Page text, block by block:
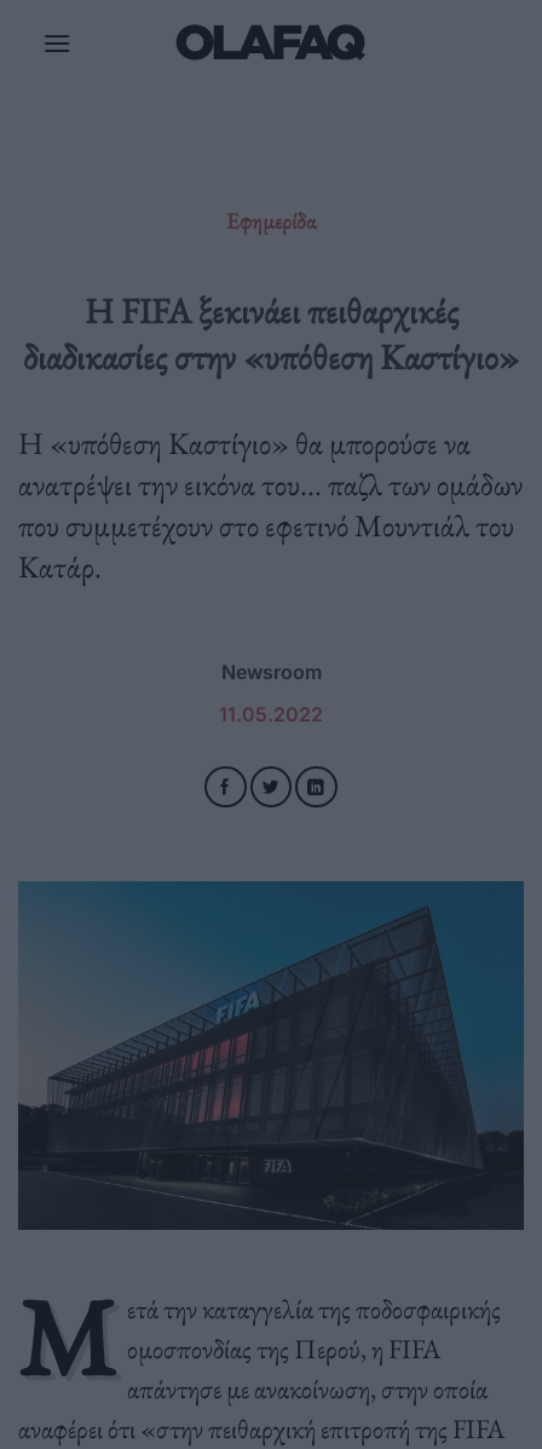
Εφημερίδα
Η FIFA ξεκινάει πειθαρχικές
διαδικασίες στην «υπόθεση Καστίγιο»
Η «υπόθεση Καστίγιο» θα μπορούσε να
ανατρέψει την εικόνα του... παζλ των ομάδων
που συμμετέχουν στο εφετινό Μουντιάλ του
Κατάρ.
Newsroom
11.05.2022
Μ ετά την καταγγελία της ποδοσφαιρικής
ομοσπονδίας της Περού, η FIFA
απάντησε με ανακοίνωση, στην οποία
αναφέρει ότι «στην πειθαρχική επιτροπή της FIFA